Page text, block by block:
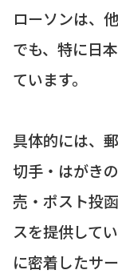
ローソンは、
でも、特に日
ています。
具体的には、
切手・はがき
売・ポスト投
スを提供して
に密着したサ